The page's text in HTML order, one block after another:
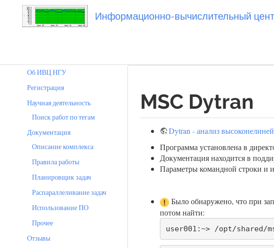
Информационно-вычислительный
Об ИВЦ НГУ
Регистрация
Научная деятельность
Поиск работ по тегам
Документация
Описание комплекса
Правила работы
Планировщик задач
Распараллеливание задач
Использование ПО
Прочее
Отзывы
MSC Dytran
Dytran - анализ
Программа установлена в
Документация находится в
Параметры командной строки и
Было обнаружено, что при
потом найти:
user001:~> /opt/shared/